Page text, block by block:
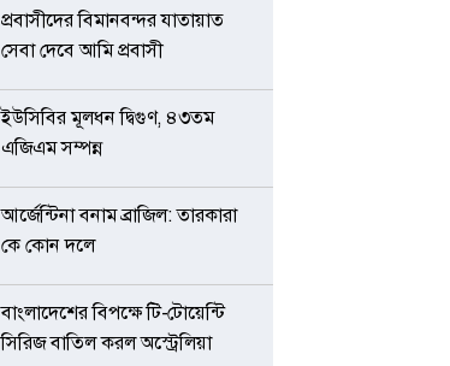
প্রবাসীদের বিমানবন্দর যাতায়াত
সেবা দেবে আমি প্রবাসী
ইউসিবির মূলধন দ্বিগুণ, ৪৩তম
এজিএম সম্পন্ন
আর্জেন্টিনা বনাম ব্রাজিল: তারকারা
কে কোন দলে
বাংলাদেশের বিপক্ষে টি-টোয়েন্টি
সিরিজ বাতিল করল অস্ট্রেলিয়া